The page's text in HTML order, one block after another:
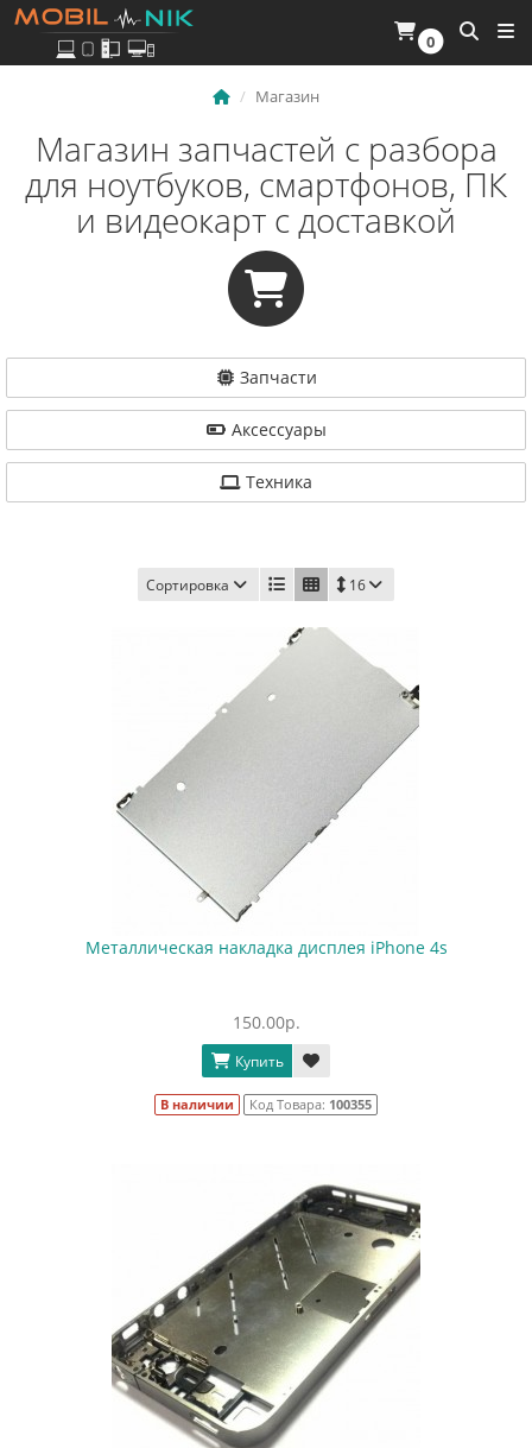
0
Магазин
Магазин запчастей с разбора
для ноутбуков, смартфонов, ПК
и видеокарт с доставкой
Запчасти
Аксессуары
Техника
Сортировка 16
Металлическая накладка дисплея iPhone 4s
150.00р.
Купить
В наличии Код Товара: 100355